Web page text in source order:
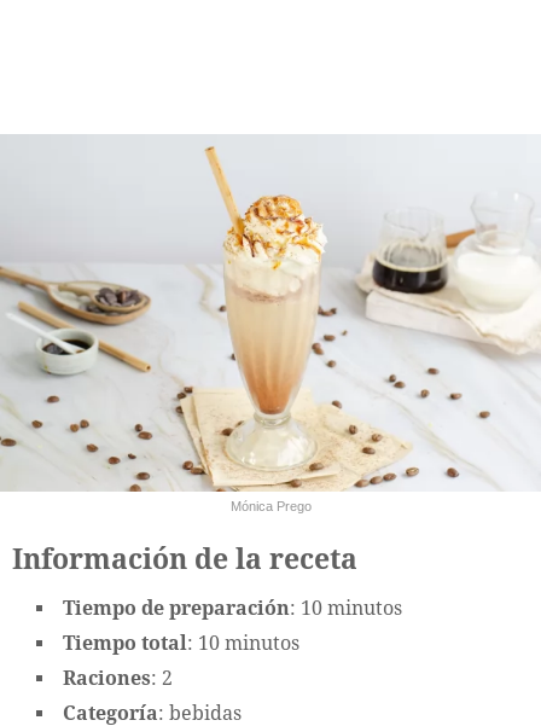
Mónica Prego
Información de la receta
Tiempo de preparación: 10 minutos
Tiempo total: 10 minutos
Raciones: 2
Categoría: bebidas